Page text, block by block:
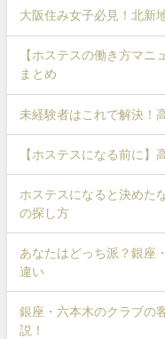
大阪住み女子必見！北新
【ホステスの働き方マニ
まとめ
未経験者はこれで解決！
【ホステスになる前に】
ホステスになると決めた
の探し方
あなたはどっち派？銀座
違い
銀座・六本木のクラブの
説！